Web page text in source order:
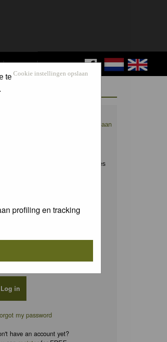
LOG IN
Cookie instellingen opslaan
te
profiling en tracking
GUEST
Maak nu een account aan
en leer en praat mee over alles
Remember me
my password
have an account yet?